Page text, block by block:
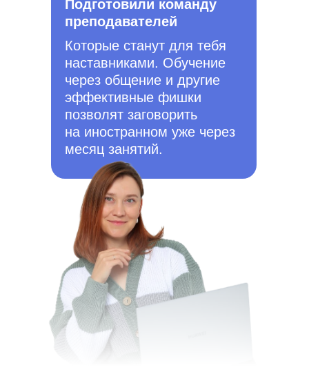
Которые станут для тебя
наставниками. Обучение
через общение и другие
эффективные фишки
позволят заговорить
на иностранном уже через
месяц занятий.
Подготовили команду
преподавателей